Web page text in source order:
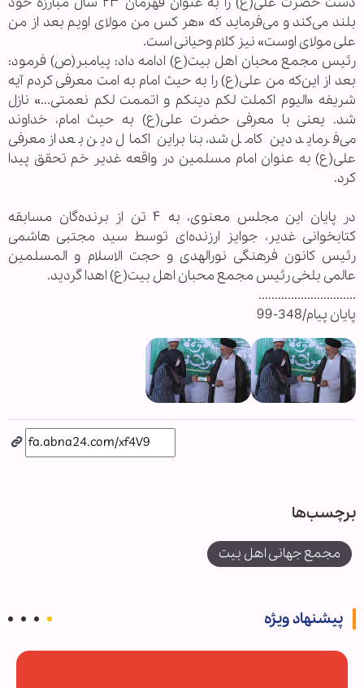
بلند می‌کند و می‌فرماید که «هر کس من مولای اویم بعد از من
علی مولای اوست» نیز کلام وحیانی است.
رئیس مجمع محبان اهل بیت(ع) ادامه داد: پیامبر(ص) فرمود:
بعد از این‌که من علی(ع) را به حیث امام به امت معرفی کردم آیه
شریفه «الیوم اکملت لکم دینکم و اتممت لکم نعمتی...» نازل
شد. یعنی با معرفی حضرت علی(ع) به حیث امام، خداوند
می‌فرماید دین کامل شد، بنابراین اکمال دین بعد از معرفی
علی(ع) به عنوان امام مسلمین در واقعه غدیر خم تحقق پیدا
کرد.
در پایان این مجلس معنوی، به ۴ تن از برنده‌گان مسابقه
کتابخوانی غدیر، جوایز ارزنده‌ای توسط سید مجتبی هاشمی
رئیس کانون فرهنگی نورالهدی و حجت الاسلام و المسلمین
عالمی بلخی رئیس مجمع محبان اهل بیت(ع) اهدا گردید.
..............................
پایان پیام/348-99
برچسب‌ها
مجمع جهانی اهل بیت
پیشنهاد ویژه